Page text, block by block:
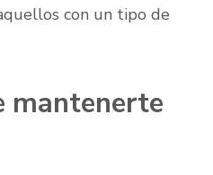
con un tipo de
mantenerte